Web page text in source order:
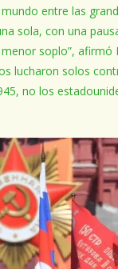
entre las
sola, con una
soplo”,
lucharon solos
no los